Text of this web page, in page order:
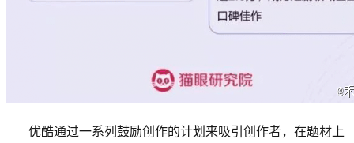
优酷通过一系列鼓励创作的计划来吸引创作者，在题材上